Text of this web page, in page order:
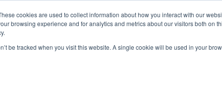
cookies are used to collect information about how you interact with our
browsing experience and for analytics and metrics about our visitors both on
be tracked when you visit this website. A single cookie will be used in your